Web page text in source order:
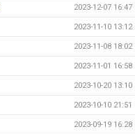
2023-12-07 16:47
2023-11-10 13:12
2023-11-08 18:02
2023-11-01 16:58
2023-10-20 13:10
2023-10-10 21:51
2023-09-19 16:28